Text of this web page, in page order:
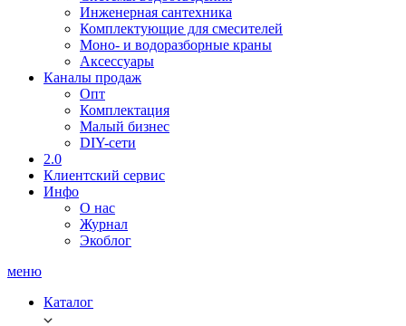
Инженерная сантехника
Комплектующие для смесителей
Моно- и водоразборные краны
Аксессуары
Каналы продаж
Опт
Комплектация
Малый бизнес
DIY-сети
2.0
Клиентский сервис
Инфо
О нас
Журнал
Экоблог
меню
Каталог